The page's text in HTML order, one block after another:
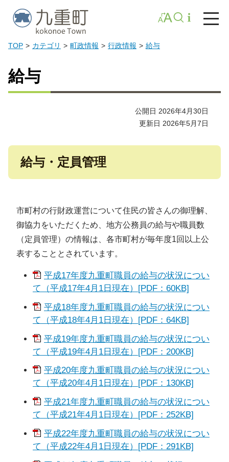
TOP カテゴリ 町政情報 行政情報 給与
給与
公開日 2026年4月30日
更新日 2026年5月7日
給与・定員管理
市町村の行財政運営について住民の皆さんの御理解、
御協力をいただくため、地方公務員の給与や職員数
（定員管理）の情報は、各市町村が毎年度1回以上公
表することとされています。
平成17年度九重町職員の給与の状況につい
て（平成17年4月1日現在）[PDF：60KB]
平成18年度九重町職員の給与の状況につい
て（平成18年4月1日現在）[PDF：64KB]
平成19年度九重町職員の給与の状況につい
て（平成19年4月1日現在）[PDF：200KB]
平成20年度九重町職員の給与の状況につい
て（平成20年4月1日現在）[PDF：130KB]
平成21年度九重町職員の給与の状況につい
て（平成21年4月1日現在）[PDF：252KB]
平成22年度九重町職員の給与の状況につい
て（平成22年4月1日現在）[PDF：291KB]